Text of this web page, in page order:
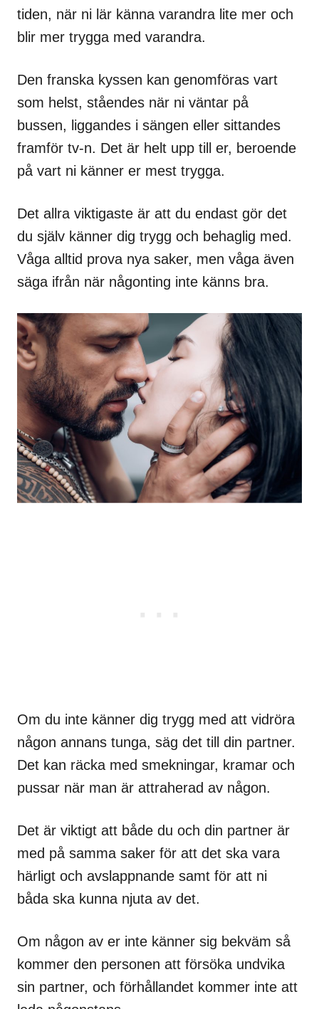
tiden, när ni lär känna varandra lite mer och
blir mer trygga med varandra.
Den franska kyssen kan genomföras vart
som helst, ståendes när ni väntar på
bussen, liggandes i sängen eller sittandes
framför tv-n. Det är helt upp till er, beroende
på vart ni känner er mest trygga.
Det allra viktigaste är att du endast gör det
du själv känner dig trygg och behaglig med.
Våga alltid prova nya saker, men våga även
säga ifrån när någonting inte känns bra.
Om du inte känner dig trygg med att vidröra
någon annans tunga, säg det till din partner.
Det kan räcka med smekningar, kramar och
pussar när man är attraherad av någon.
Det är viktigt att både du och din partner är
med på samma saker för att det ska vara
härligt och avslappnande samt för att ni
båda ska kunna njuta av det.
Om någon av er inte känner sig bekväm så
kommer den personen att försöka undvika
sin partner, och förhållandet kommer inte att